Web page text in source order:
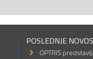
POSLEDNJE
OPTRIS